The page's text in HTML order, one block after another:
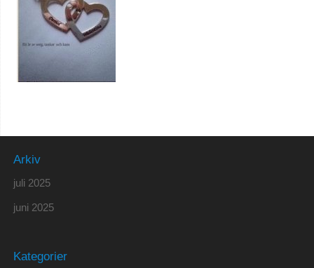
Arkiv
juli 2025
juni 2025
Kategorier